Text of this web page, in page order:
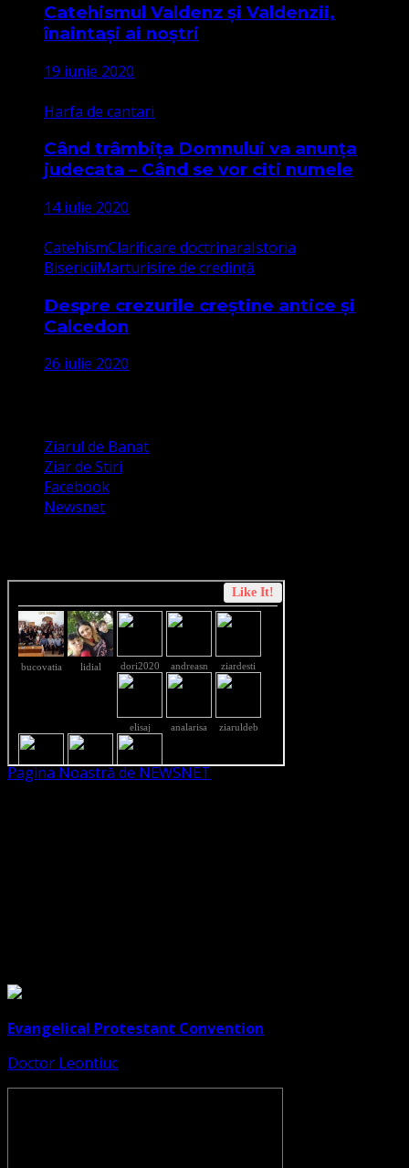
Catehismul Valdenz și Valdenzii,
înaintași ai noștri
19 iunie 2020
Harfa de cantari
Când trâmbița Domnului va anunța
judecata – Când se vor citi numele
14 iulie 2020
CatehismClarificare doctrinaraIstoria
BisericiiMarturisire de credință
Despre crezurile creștine antice și
Calcedon
26 iulie 2020
Ziarul de Banat
Ziar de Stiri
Facebook
Newsnet
Pagina Noastră de NEWSNET
Evangelical Protestant Convention
Doctor Leontiuc